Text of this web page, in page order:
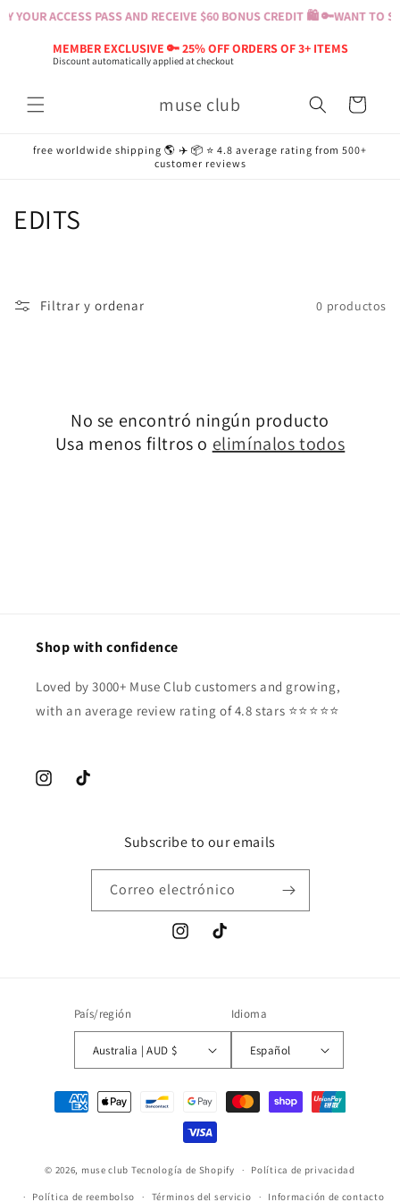
YOUR ACCESS PASS AND RECEIVE $60 BONUS CREDIT 🛍️ 🔑WANT TO
MEMBER EXCLUSIVE 🔑 25% OFF ORDERS OF 3+ ITEMS
Discount automatically applied at checkout
directamente
muse club Carrito
free worldwide shipping 🌎 ✈️ 📦 ⭐️ 4.8 average rating from 500+
customer reviews
C
e
EDITS
Filtrar y ordenar 0 productos
No se encontró ningún producto
Usa menos filtros o elimínalos todos
Shop with confidence
Loved by 3000+ Muse Club customers and growing,
with an average review rating of 4.8 stars ⭐️⭐️⭐️⭐️⭐️
InstagramTikTok
Subscribe to our emails
Correo electrónico
InstagramTikTok
País/región
Australia | AUD $
Idioma
Español
Formas
© 2026, muse club Tecnología de Shopify Política de privacidad
Política de reembolso Términos del servicio Información de contacto
2 may. 2026
Claire Thornley de United Kingdom